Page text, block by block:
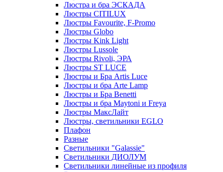
Люстра и бра ЭСКАДА
Люстры CITILUX
Люстры Favourite, F-Promo
Люстры Globo
Люстры Kink Light
Люстры Lussole
Люстры Rivoli, ЭРА
Люстры ST LUCE
Люстры и Бра Artis Luce
Люстры и бра Arte Lamp
Люстры и Бра Benetti
Люстры и бра Maytoni и Freya
Люстры МаксЛайт
Люстры, светильники EGLO
Плафон
Разные
Светильники "Galassie"
Светильники ДИОЛУМ
Светильники линейные из профиля